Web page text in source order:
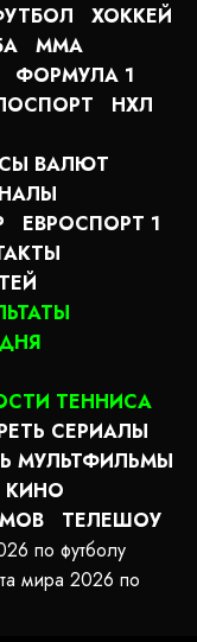
ХОККЕЙ
MMA
ФОРМУЛА 1
НХЛ
ВАЛЮТ
ЕВРОСПОРТ 1
ТЕННИСА
СЕРИАЛЫ
МУЛЬТФИЛЬМЫ
КИНО
ТЕЛЕШОУ
по футболу
мира 2026 по